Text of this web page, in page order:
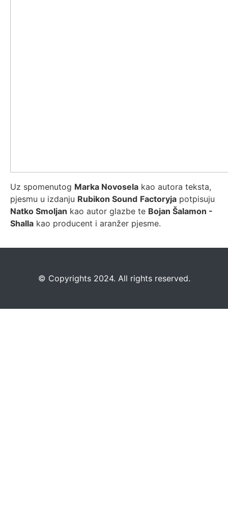
Uz spomenutog Marka Novosela kao autora teksta,
pjesmu u izdanju Rubikon Sound Factoryja potpisuju
Natko Smoljan kao autor glazbe te Bojan Šalamon -
Shalla kao producent i aranžer pjesme.
©️ Copyrights 2024. All rights reserved.